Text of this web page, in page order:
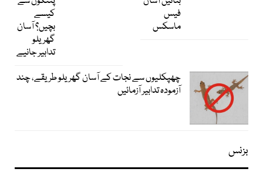
فیس
ماسکس
کیسے
بچیں؟ آسان
گھریلو
تدابیر جانیے
چھپکلیوں سے نجات کے آسان گھریلو طریقے، چند
آزمودہ تدابیر آزمائیں
بزنس